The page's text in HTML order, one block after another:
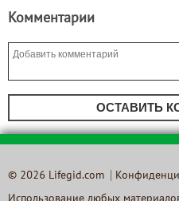
Комментарии
ОСТАВИТЬ
© 2026 Lifegid.com